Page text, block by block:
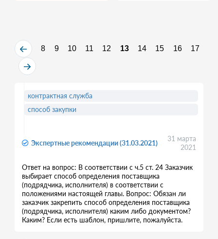
8 9 10 11 12 13 14 15 16 17
Экспертные рекомендации (31.03.2021)
31 марта
2021
Ответ на вопрос: В соответствии с ч.5 ст. 24 Заказчик
выбирает способ определения поставщика
(подрядчика, исполнителя) в соответствии с
положениями настоящей главы. Вопрос: Обязан ли
заказчик закрепить способ определения поставщика
(подрядчика, исполнителя) каким либо документом?
Каким? Если есть шаблон, пришлите, пожалуйста.
контрактная служба
способ закупки